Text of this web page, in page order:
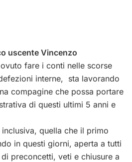
uscente Vincenzo
fare i conti nelle scorse
interne, sta lavorando
compagine che possa portare
di questi ultimi 5 anni e
inclusiva, quella che il primo
in questi giorni, aperta a tutti
preconcetti, veti e chiusure a